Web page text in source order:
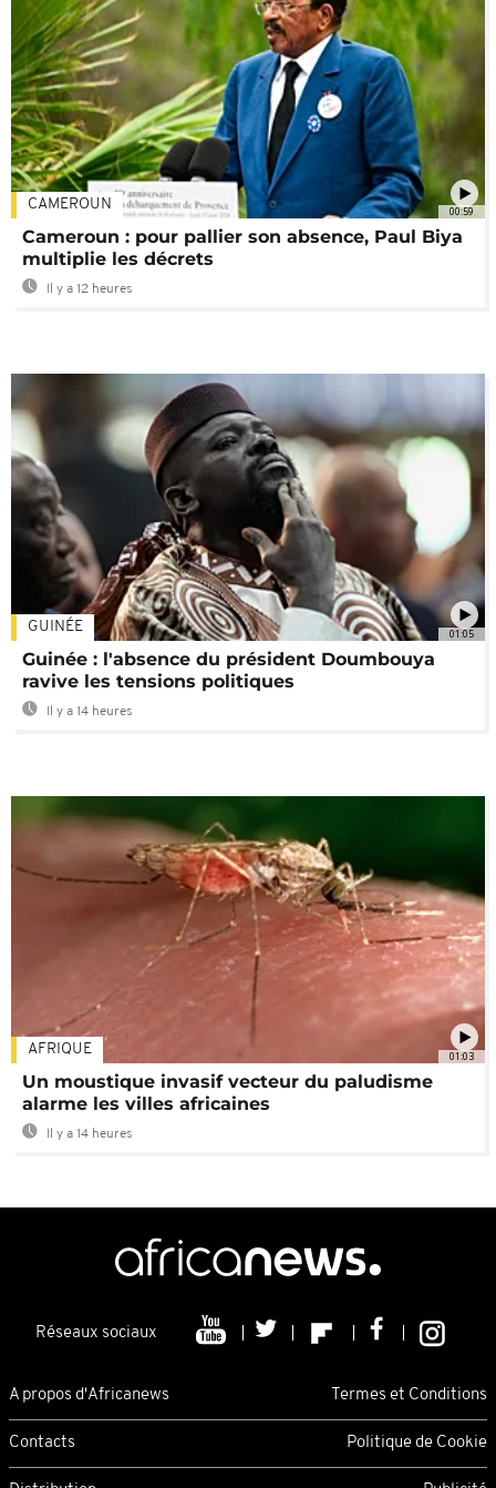
00:59
CAMEROUN
Cameroun : pour pallier son absence, Paul Biya
multiplie les décrets
Il y a 12 heures
01:05
GUINÉE
Guinée : l'absence du président Doumbouya
ravive les tensions politiques
Il y a 14 heures
01:03
AFRIQUE
Un moustique invasif vecteur du paludisme
alarme les villes africaines
Il y a 14 heures
Réseaux sociaux
A propos d'Africanews Termes et Conditions
Contacts Politique de Cookie